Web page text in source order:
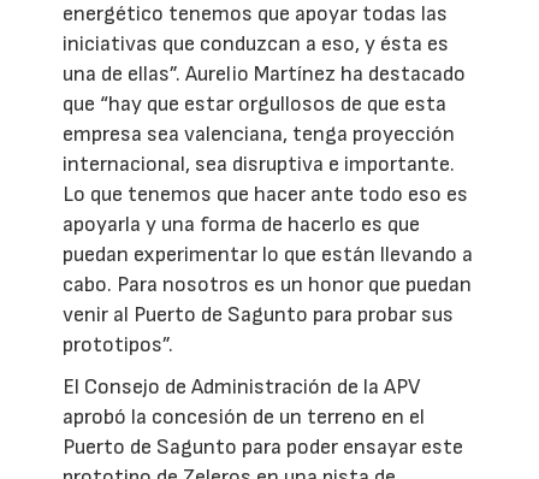
energético tenemos que apoyar todas las
iniciativas que conduzcan a eso, y ésta es
una de ellas”. Aurelio Martínez ha destacado
que “hay que estar orgullosos de que esta
empresa sea valenciana, tenga proyección
internacional, sea disruptiva e importante.
Lo que tenemos que hacer ante todo eso es
apoyarla y una forma de hacerlo es que
puedan experimentar lo que están llevando a
cabo. Para nosotros es un honor que puedan
venir al Puerto de Sagunto para probar sus
prototipos”.
El Consejo de Administración de la APV
aprobó la concesión de un terreno en el
Puerto de Sagunto para poder ensayar este